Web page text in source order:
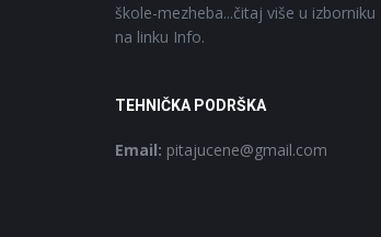
škole-mezheba...čitaj više u izborniku
na linku Info.
TEHNIČKA PODRŠKA
Email: pitajucene@gmail.com